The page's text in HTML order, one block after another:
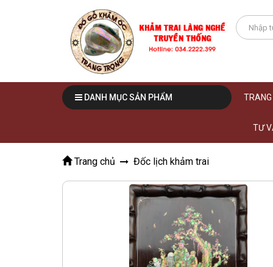
DANH MỤC SẢN PHẨM TRANG
TƯ
Trang chủ Đốc lịch khảm trai